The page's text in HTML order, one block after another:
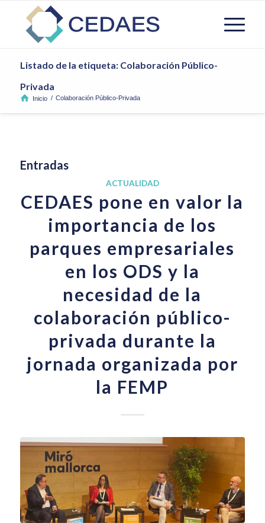
Listado de la etiqueta: Colaboración Público-
Privada
Inicio / Colaboración Público-Privada
Entradas
ACTUALIDAD
CEDAES pone en valor la
importancia de los
parques empresariales
en los ODS y la
necesidad de la
colaboración público-
privada durante la
jornada organizada por
la FEMP